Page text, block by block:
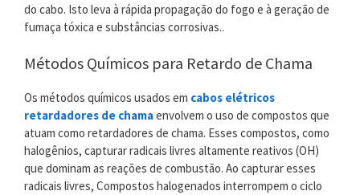
do cabo. Isto leva à rápida propagação do fogo e à geração de
fumaça tóxica e substâncias corrosivas..
Métodos Químicos para Retardo de Chama
Os métodos químicos usados ​​em cabos elétricos
retardadores de chamaenvolvem o uso de compostos que
atuam como retardadores de chama. Esses compostos, como
halogênios, capturar radicais livres altamente reativos (OH)
que dominam as reações de combustão. Ao capturar esses
radicais livres, Compostos halogenados interrompem o ciclo